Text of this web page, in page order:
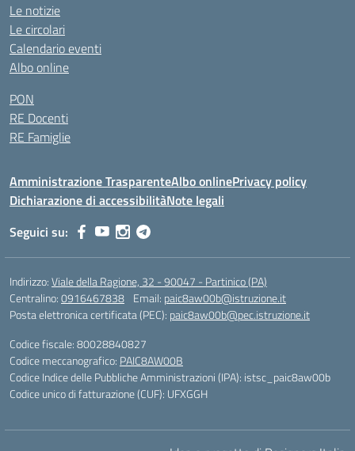
Le notizie
Le circolari
Calendario eventi
Albo online
PON
RE Docenti
RE Famiglie
Amministrazione TrasparenteAlbo onlinePrivacy policy
Dichiarazione di accessibilitàNote legali
Seguici su:
Indirizzo:Viale della Ragione, 32 - 90047 - Partinico (PA)
Centralino:0916467838 Email: paic8aw00b@istruzione.it
Posta elettronica certificata (PEC): paic8aw00b@pec.istruzione.it
Codice fiscale: 80028840827
Codice meccanografico: PAIC8AW00B
Codice Indice delle Pubbliche Amministrazioni (IPA): istsc_paic8aw00b
Codice unico di fatturazione (CUF): UFXGGH